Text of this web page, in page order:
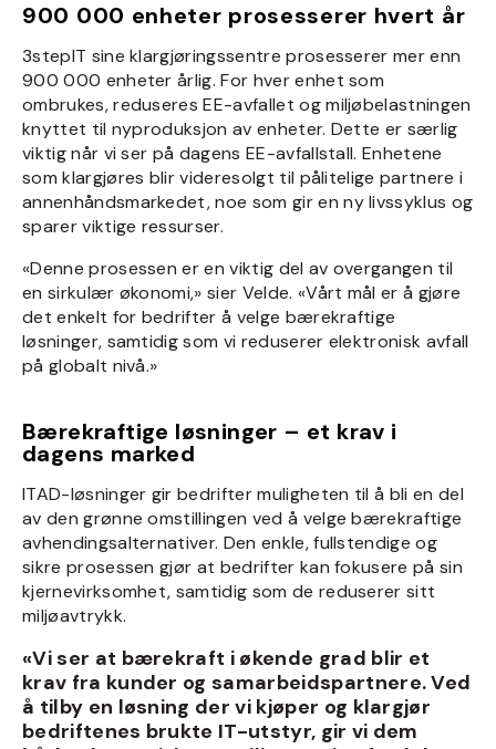
900 000 enheter prosesserer hvert år
3stepIT sine klargjøringssentre prosesserer mer enn
900 000 enheter årlig. For hver enhet som
ombrukes, reduseres EE-avfallet og miljøbelastningen
knyttet til nyproduksjon av enheter. Dette er særlig
viktig når vi ser på dagens EE-avfallstall. Enhetene
som klargjøres blir videresolgt til pålitelige partnere i
annenhåndsmarkedet, noe som gir en ny livssyklus og
sparer viktige ressurser.
«Denne prosessen er en viktig del av overgangen til
en sirkulær økonomi,» sier Velde. «Vårt mål er å gjøre
det enkelt for bedrifter å velge bærekraftige
løsninger, samtidig som vi reduserer elektronisk avfall
på globalt nivå.»
Bærekraftige løsninger – et krav i
dagens marked
ITAD-løsninger gir bedrifter muligheten til å bli en del
av den grønne omstillingen ved å velge bærekraftige
avhendingsalternativer. Den enkle, fullstendige og
sikre prosessen gjør at bedrifter kan fokusere på sin
kjernevirksomhet, samtidig som de reduserer sitt
miljøavtrykk.
«Vi ser at bærekraft i økende grad blir et
krav fra kunder og samarbeidspartnere. Ved
å tilby en løsning der vi kjøper og klargjør
bedriftenes brukte IT-utstyr, gir vi dem